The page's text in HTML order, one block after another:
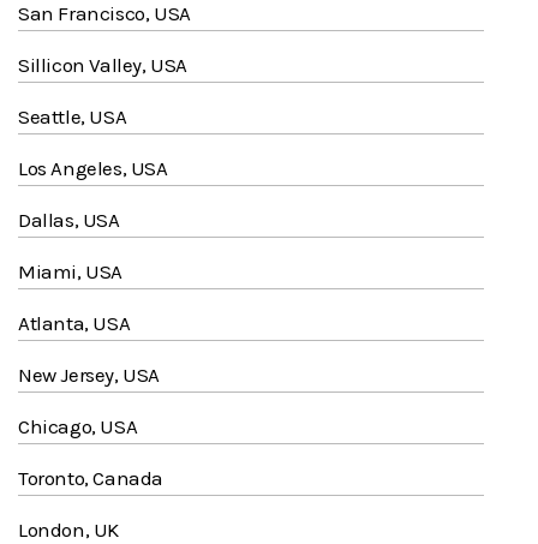
San Francisco, USA
Sillicon Valley, USA
Seattle, USA
Los Angeles, USA
Dallas, USA
Miami, USA
Atlanta, USA
New Jersey, USA
Chicago, USA
Toronto, Canada
London, UK